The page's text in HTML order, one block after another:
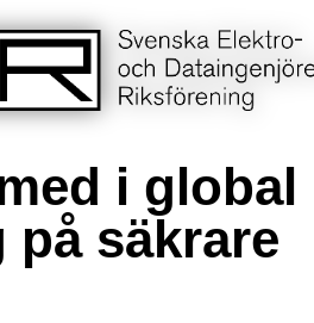
i global
på säkrare